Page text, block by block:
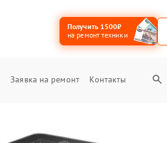
Получить 1500₽
на ремонт техники
Заявка на ремонт Контакты